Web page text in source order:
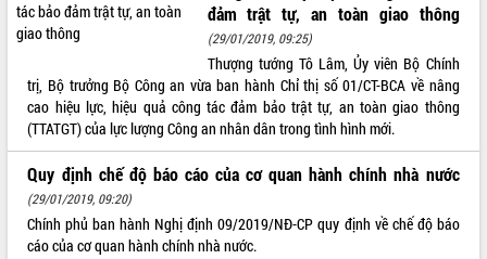
đảm trật tự, an toàn giao thông
(29/01/2019, 09:25)
Thượng tướng Tô Lâm, Ủy viên Bộ Chính
trị, Bộ trưởng Bộ Công an vừa ban hành Chỉ thị số 01/CT-BCA về nâng
cao hiệu lực, hiệu quả công tác đảm bảo trật tự, an toàn giao thông
(TTATGT) của lực lượng Công an nhân dân trong tình hình mới.
Quy định chế độ báo cáo của cơ quan hành chính nhà nước
(29/01/2019, 09:20)
Chính phủ ban hành Nghị định 09/2019/NĐ-CP quy định về chế độ báo
cáo của cơ quan hành chính nhà nước.